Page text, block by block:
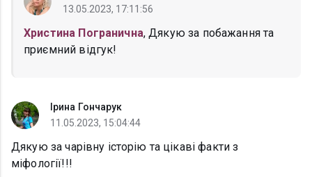
13.05.2023, 17:11:56
Христина Погранична, Дякую за побажання та
приємний відгук!
Ірина Гончарук
11.05.2023, 15:04:44
Дякую за чарівну історію та цікаві факти з
міфології!!!